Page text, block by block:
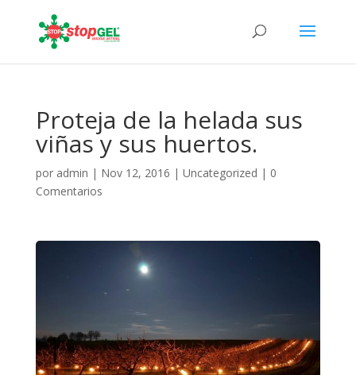
Proteja de la helada sus
viñas y sus huertos.
por admin | Nov 12, 2016 | Uncategorized | 0
Comentarios